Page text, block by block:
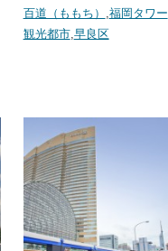
百道（ももち）
福岡タワー
観光都市, 早良区